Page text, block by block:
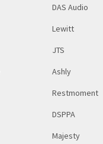
DAS Audio
Lewitt
JTS
Ashly
Restmoment
DSPPA
Majesty